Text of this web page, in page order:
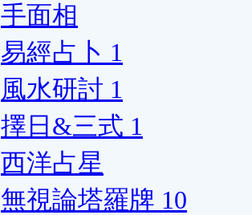
手面相
易經占卜 1
風水研討 1
擇日&三式 1
西洋占星
無視論塔羅牌 10